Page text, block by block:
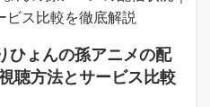
ひょんの孫アニメの配
聴方法とサービス比較